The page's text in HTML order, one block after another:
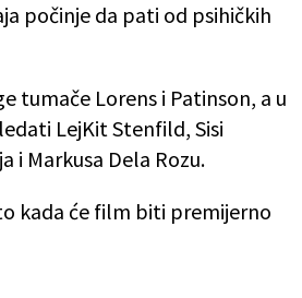
počinje da pati od psihičkih
tumače Lorens i Patinson, a u
LejKit Stenfild, Sisi
i Markusa Dela Rozu.
kada će film biti premijerno